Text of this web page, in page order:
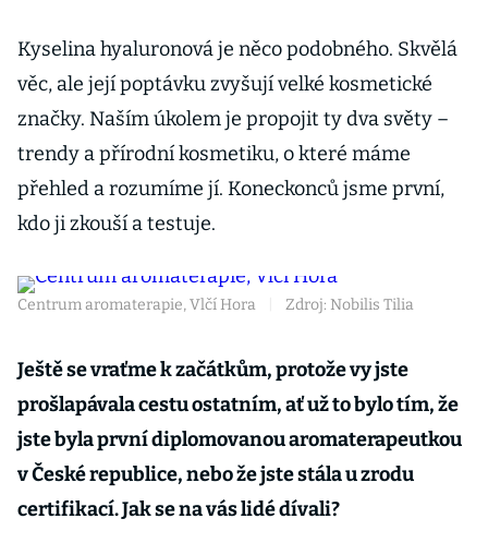
Kyselina hyaluronová je něco podobného. Skvělá
věc, ale její poptávku zvyšují velké kosmetické
značky. Naším úkolem je propojit ty dva světy –
trendy a přírodní kosmetiku, o které máme
přehled a rozumíme jí. Koneckonců jsme první,
kdo ji zkouší a testuje.
Centrum aromaterapie, Vlčí Hora Zdroj: Nobilis Tilia
Ještě se vraťme k začátkům, protože vy jste
prošlapávala cestu ostatním, ať už to bylo tím, že
jste byla první diplomovanou aromaterapeutkou
v České republice, nebo že jste stála u zrodu
certifikací. Jak se na vás lidé dívali?